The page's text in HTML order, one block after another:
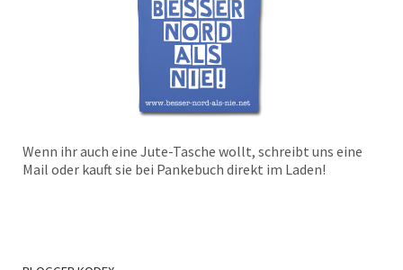
Wenn ihr auch eine Jute-Tasche wollt, schreibt uns eine
Mail oder kauft sie bei Pankebuch direkt im Laden!